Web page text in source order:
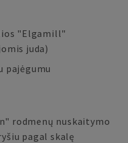
"Elgamill"
juda)
pajėgumu
rodmenų nuskaitymo
pagal skalę